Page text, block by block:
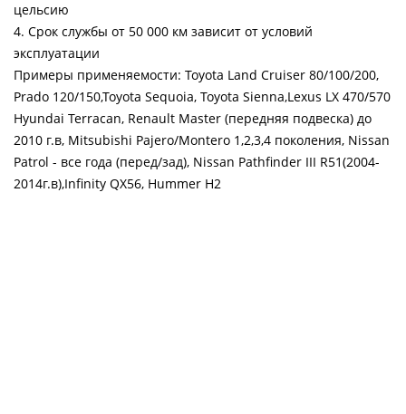
цельсию
4. Срок службы от 50 000 км зависит от условий
эксплуатации
Примеры применяемости: Toyota Land Cruiser 80/100/200,
Prado 120/150,Toyota Sequoia, Toyota Sienna,Lexus LX 470/570
Hyundai Terracan, Renault Master (передняя подвеска) до
2010 г.в, Mitsubishi Pajero/Montero 1,2,3,4 поколения, Nissan
Patrol - все года (перед/зад), Nissan Pathfinder III R51(2004-
2014г.в),Infinity QX56, Hummer H2